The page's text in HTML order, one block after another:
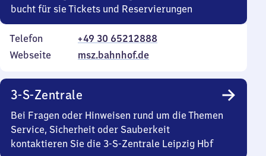
bucht für sie Tickets und Reservierungen
Telefon
+49 30 65212888
Webseite
msz.bahnhof.de
3-S-Zentrale
Bei Fragen oder Hinweisen rund um die Themen
Service, Sicherheit oder Sauberkeit
kontaktieren Sie die 3-S-Zentrale Leipzig Hbf